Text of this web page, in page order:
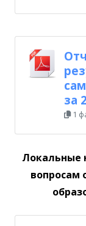
за
1
Локальные
вопросам